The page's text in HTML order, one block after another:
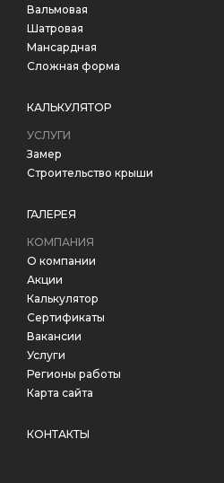
Вальмовая
Шатровая
Мансардная
Сложная форма
КАЛЬКУЛЯТОР
УСЛУГИ
Замер
Строительство крыши
ГАЛЕРЕЯ
КОМПАНИЯ
О компании
Акции
Калькулятор
Сертификаты
Вакансии
Услуги
Регионы работы
Карта сайта
КОНТАКТЫ